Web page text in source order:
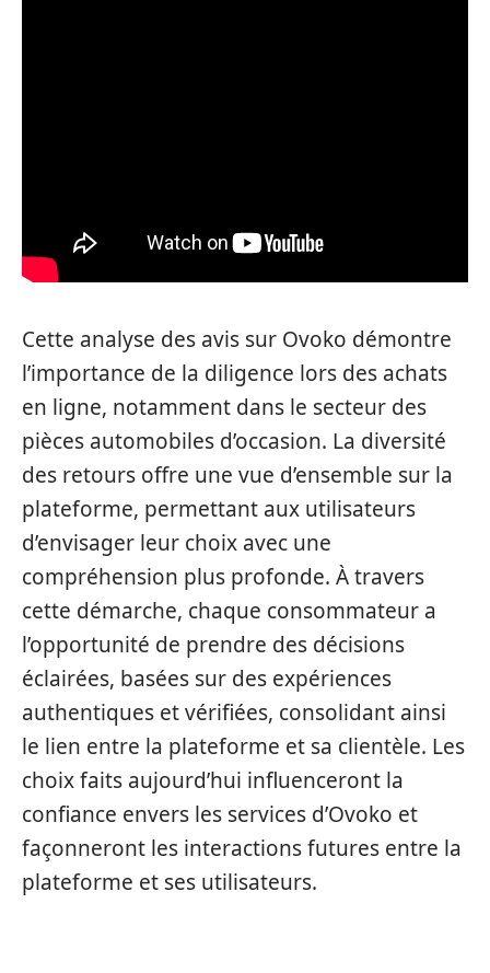
Cette analyse des avis sur Ovoko démontre
l’importance de la diligence lors des achats
en ligne, notamment dans le secteur des
pièces automobiles d’occasion. La diversité
des retours offre une vue d’ensemble sur la
plateforme, permettant aux utilisateurs
d’envisager leur choix avec une
compréhension plus profonde. À travers
cette démarche, chaque consommateur a
l’opportunité de prendre des décisions
éclairées, basées sur des expériences
authentiques et vérifiées, consolidant ainsi
le lien entre la plateforme et sa clientèle. Les
choix faits aujourd’hui influenceront la
confiance envers les services d’Ovoko et
façonneront les interactions futures entre la
plateforme et ses utilisateurs.